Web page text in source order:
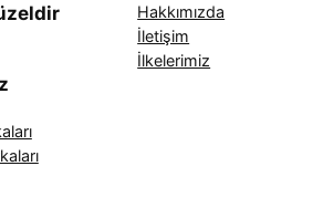
Hakkımızda
İletişim
İlkelerimiz